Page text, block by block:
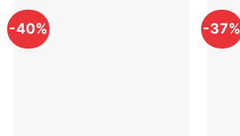
-40% -